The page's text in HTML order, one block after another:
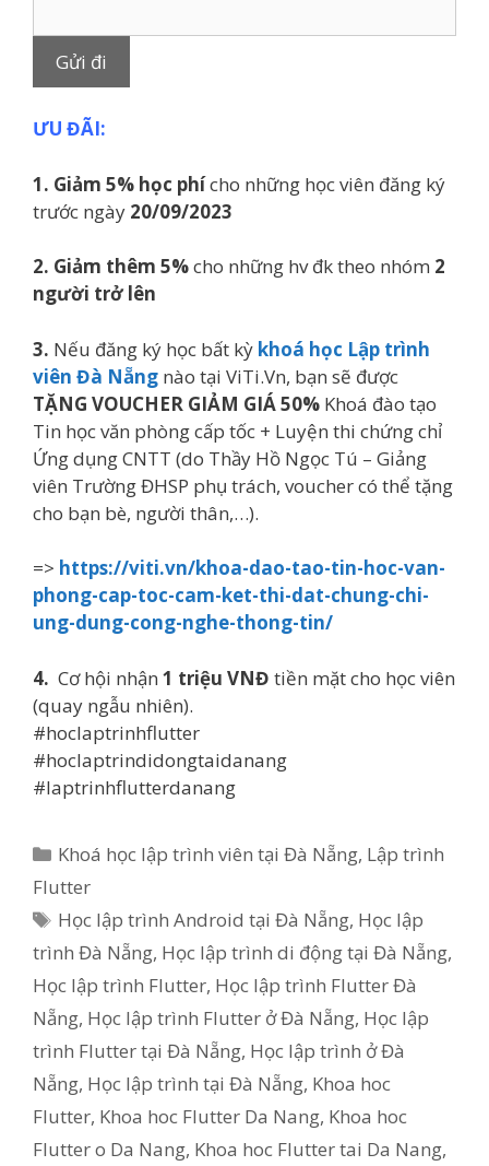
ƯU ĐÃI:
1. Giảm 5% học phícho những học viên đăng ký
trước ngày 20/09/2023
2. Giảm thêm 5%cho những hv đk theo nhóm 2
người trở lên
3. Nếu đăng ký học bất kỳ khoá học Lập trình
viên Đà Nẵng nào tại ViTi.Vn, bạn sẽ được
TẶNG VOUCHER GIẢM GIÁ 50% Khoá đào tạo
Tin học văn phòng cấp tốc + Luyện thi chứng chỉ
Ứng dụng CNTT (do Thầy Hồ Ngọc Tú – Giảng
viên Trường ĐHSP phụ trách, voucher có thể tặng
cho bạn bè, người thân,…).
=> https://viti.vn/khoa-dao-tao-tin-hoc-van-
phong-cap-toc-cam-ket-thi-dat-chung-chi-
ung-dung-cong-nghe-thong-tin/
4. Cơ hội nhận 1 triệu VNĐ tiền mặt cho học viên
(quay ngẫu nhiên).
#hoclaptrinhflutter
#hoclaptrindidongtaidanang
#laptrinhflutterdanang
Categories
Khoá học lập trình viên tại Đà Nẵng, Lập trình
Flutter
Tags
Học lập trình Android tại Đà Nẵng, Học lập
trình Đà Nẵng, Học lập trình di động tại Đà Nẵng,
Học lập trình Flutter, Học lập trình Flutter Đà
Nẵng, Học lập trình Flutter ở Đà Nẵng, Học lập
trình Flutter tại Đà Nẵng, Học lập trình ở Đà
Nẵng, Học lập trình tại Đà Nẵng, Khoa hoc
Flutter, Khoa hoc Flutter Da Nang, Khoa hoc
Flutter o Da Nang, Khoa hoc Flutter tai Da Nang,